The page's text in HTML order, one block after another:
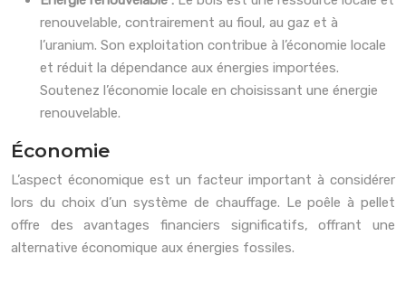
renouvelable, contrairement au fioul, au gaz et à
l’uranium. Son exploitation contribue à l’économie locale
et réduit la dépendance aux énergies importées.
Soutenez l’économie locale en choisissant une énergie
renouvelable.
Économie
L’aspect économique est un facteur important à considérer
lors du choix d’un système de chauffage. Le poêle à pellet
offre des avantages financiers significatifs, offrant une
alternative économique aux énergies fossiles.